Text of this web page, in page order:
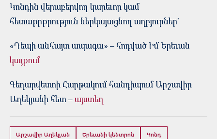
Կոնդին վերաբերվող կարեւոր կամ
հետաքրքրություն ներկայացնող աղբյուրներ`
«Դեպի անհայտ ապագա» – հոդված Իմ Երեւան
կայքում
Գեղարվեստի Հարթակում հանդիպում Արշավիր
Աղեկյանի հետ –այստեղ
Արշավիր Աղեկյան Երեւանի կենտրոն
Կոնդ